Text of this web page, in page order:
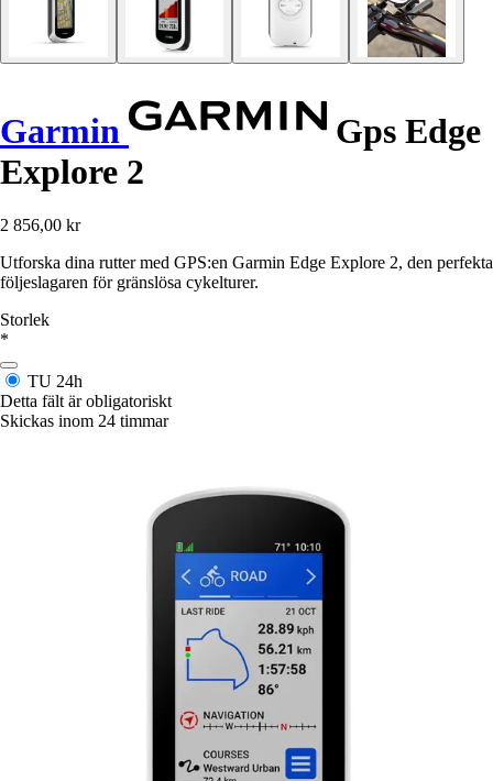
Garmin
Gps Edge
Explore 2
2 856,00 kr
Utforska dina rutter med GPS:en Garmin Edge Explore 2, den perfekta
följeslagaren för gränslösa cykelturer.
Storlek
*
TU 24h
Detta fält är obligatoriskt
Skickas inom 24 timmar